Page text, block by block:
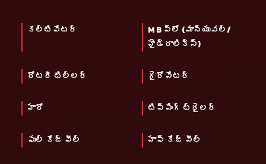
కల్టివేటర్
M B ప్లో (మాన్యువల్/
హైడ్రాలిక్స్)
రోటరీ టిల్లర్ గైరోవేటర్
హారో టిప్పింగ్ ట్రైలర్
ఫుల్ కేజ్ వీల్ హాఫ్ కేజ్ వీల్